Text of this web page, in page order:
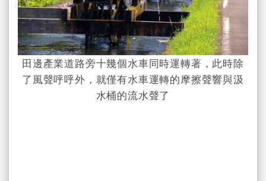
田邊產業道路旁十幾個水車同時運轉著，此時除
了風聲呼呼外，就僅有水車運轉的摩擦聲響與汲
水桶的流水聲了